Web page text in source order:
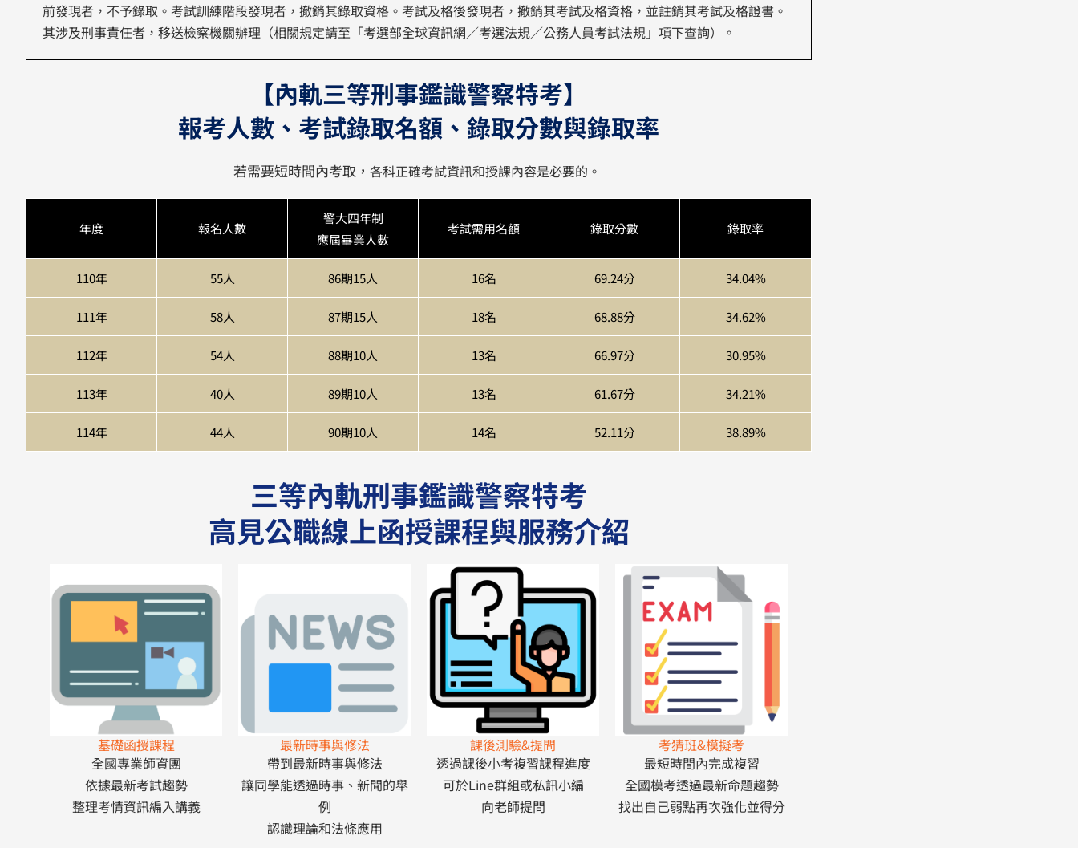
前發現者，不予錄取。考試訓練階段發現者，撤銷其錄取資格。考試及格後發現者，撤銷其考試及格資格，並註銷其考試及格證書。
其涉及刑事責任者，移送檢察機關辦理（相關規定請至「考選部全球資訊網∕考選法規∕公務人員考試法規」項下查詢）。
【內軌三等刑事鑑識警察特考】
報考人數、考試錄取名額、錄取分數與錄取率
若需要短時間內考取， 各科正確考試資訊和授課內容是必要的。
年度 報名人數
警大四年制
應屆畢業人數
考試需用名額 錄取分數 錄取率
110年 55人 86期15人 16名 69.24分 34.04%
111年 58人 87期15人 18名 68.88分 34.62%
112年 54人 88期10人 13名 66.97分 30.95%
113年 40人 89期10人 13名 61.67分 34.21%
114年 44人 90期10人 14名 52.11分 38.89%
三等內軌刑事鑑識警察特考
高見公職線上函授課程與服務介紹
基礎函授課程
全國專業師資團
依據最新考試趨勢
整理考情資訊編入講義
最新時事與修法
帶到最新時事與修法
讓同學能透過時事、 新聞的舉
例
認識理論和法條應用
課後測驗&提問
透過課後小考複習課程進度
可於Line群組或私訊小編
向老師提問
考猜班&模擬考
最短時間內完成複習
全國模考透過最新命題趨勢
找出自己弱點再次強化並得分